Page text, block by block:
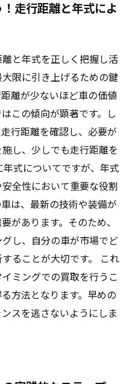
走行距離と年式によ
と年式を正しく把握し活
限に引き上げるための鍵
離が少ないほど車の価値
この傾向が顕著です。し
行距離を確認し、必要が
し、少しでも走行距離を
式についてですが、年式
全性において重要な役割
は、最新の技術や装備が
があります。そのため、
し、自分の車が市場でど
ることが大切です。 これ
ミングでの買取を行うこ
方法となります。早めの
スを逃さないようにしま